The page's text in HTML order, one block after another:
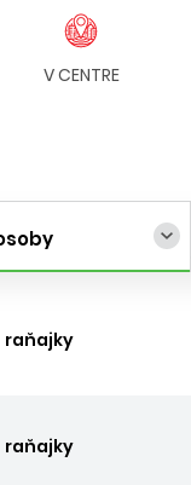
V CENTRE
raňajky
raňajky